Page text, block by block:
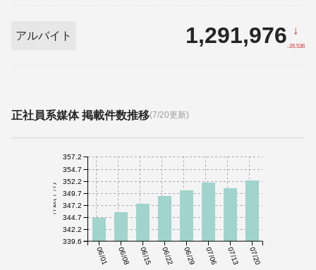
アルバイト 1,291,976 ↓
-26,536
正社員系媒体 掲載件数推移(7/20更新)
06/01 06/08 06/15 06/22 06/29 07/06 07/13 07/20
件数(千件)
339.6
342.2
344.7
347.2
349.7
352.2
354.7
357.2